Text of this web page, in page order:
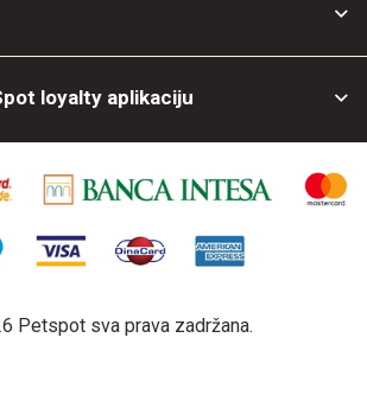
loyalty aplikaciju
Petspot sva prava zadržana.